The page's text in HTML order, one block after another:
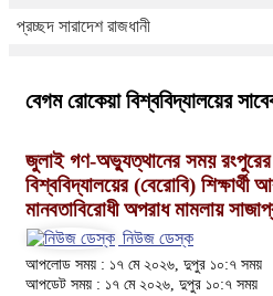
প্রচ্ছদ সারাদেশ রাজধানী
বেগম রোকেয়া বিশ্ববিদ্যালয়ের
জুলাই গণ-অভ্যুত্থানের সময়
বিশ্ববিদ্যালয়ের (বেরোবি)
মানবতাবিরোধী অপরাধ মামলায়
নিউজ ডেস্ক
আপলোড সময় : ১৭ মে ২০২৬, দুপুর ১০:৭ সময়
আপডেট সময় : ১৭ মে ২০২৬, দুপুর ১০:৭ সময়